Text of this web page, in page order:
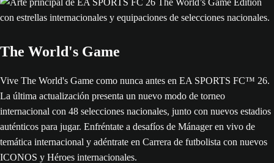
The World's Game
Vive The World's Game como nunca antes en EA SPORTS FC™ 26.
La última actualización presenta un nuevo modo de torneo
internacional con 48 selecciones nacionales, junto con nuevos estadios
auténticos para jugar. Enfréntate a desafíos de Mánager en vivo de
temática internacional y adéntrate en Carrera de futbolista con nuevos
ICONOS y Héroes internacionales.